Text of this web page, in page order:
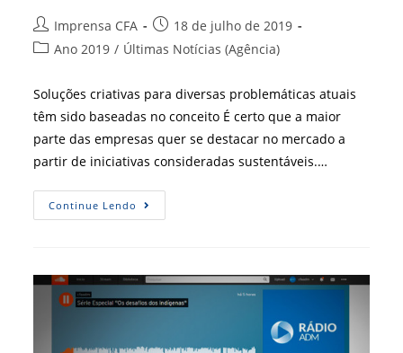
Autor
do
Imprensa CFA
Post
publicado:
18 de julho de 2019
Categoria
post:
Ano 2019 / Últimas Notícias (Agência)
Soluções criativas para diversas problemáticas atuais
têm sido baseadas no conceito É certo que a maior
parte das empresas quer se destacar no mercado a
partir de iniciativas consideradas sustentáveis.…
Continue Lendo Gestão
Da
Possível
Recomendada